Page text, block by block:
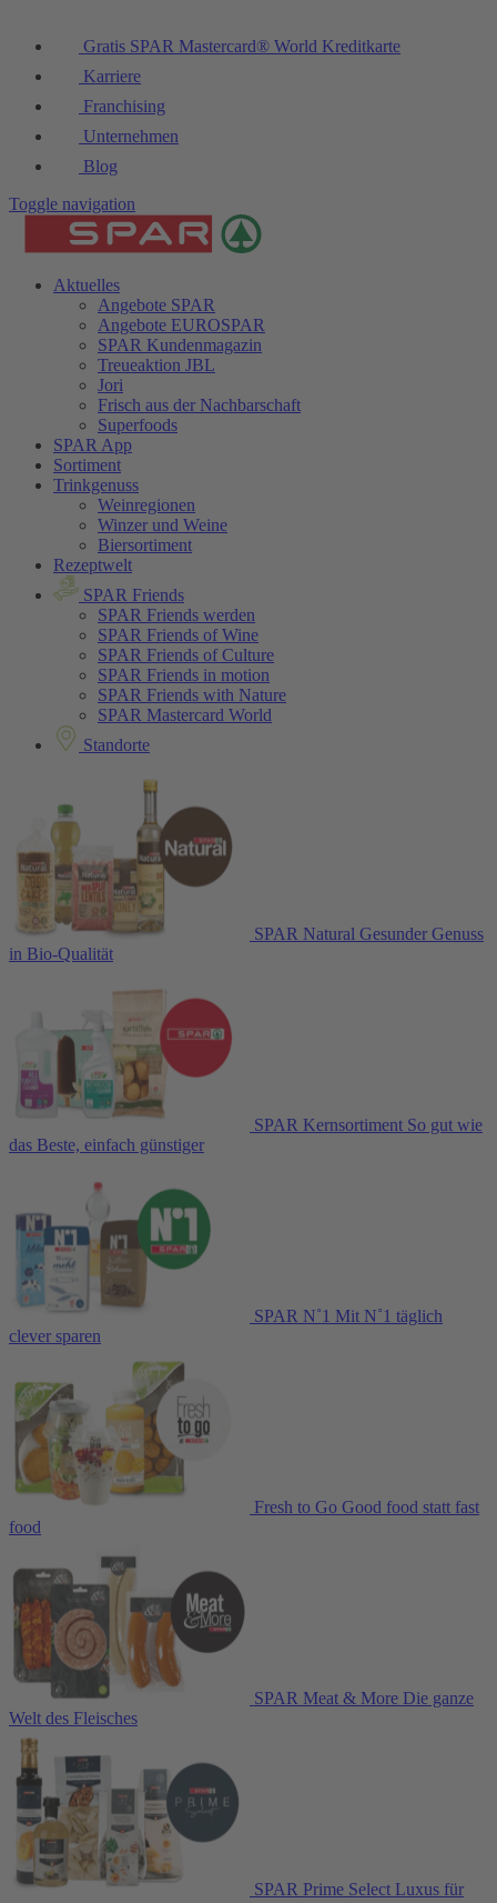
Gratis SPAR Mastercard® World Kreditkarte
Karriere
Franchising
Unternehmen
Blog
Toggle navigation
Aktuelles
Angebote SPAR
Angebote EUROSPAR
SPAR Kundenmagazin
Treueaktion JBL
Jori
Frisch aus der Nachbarschaft
Superfoods
SPAR App
Sortiment
Trinkgenuss
Weinregionen
Winzer und Weine
Biersortiment
Rezeptwelt
SPAR Friends
SPAR Friends werden
SPAR Friends of Wine
SPAR Friends of Culture
SPAR Friends in motion
SPAR Friends with Nature
SPAR Mastercard World
Standorte
SPAR Natural Gesunder Genuss
in Bio-Qualität
SPAR Kernsortiment So gut wie
das Beste, einfach günstiger
SPAR N˚1 Mit N˚1 täglich
clever sparen
Fresh to Go Good food statt fast
food
SPAR Meat & More Die ganze
Welt des Fleisches
SPAR Prime Select Luxus für